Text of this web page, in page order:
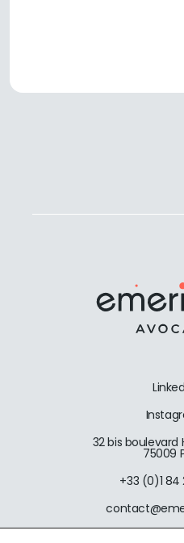
32 bis boulevard
75009
+33 (0)1 84